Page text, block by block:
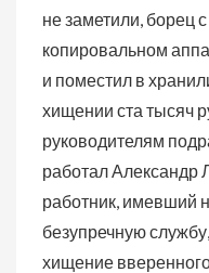
не заметили, борец
копировальном
и поместил в
хищении ста тысяч
руководителям
работал Александр
работник, имевший
безупречную
хищение